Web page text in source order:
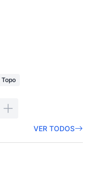
Topo
VER TODOS